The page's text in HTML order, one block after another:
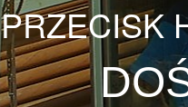
PRZECISK